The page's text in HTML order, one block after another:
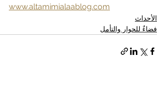
www.altamimialaablog.com
الأحداث
فضاءٌ للحوار والتأمل